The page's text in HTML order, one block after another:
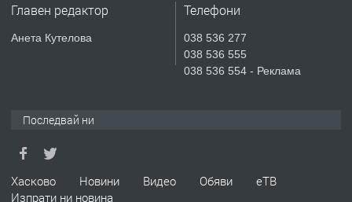
СГЛОБЯВАНЕ НА МЕБЕЛИ.
апартамент под наем в кв.
Главен редактор
Анета Кутелова
Телефони
038 536 277
038 536 555
038 536 554 - Реклама
Последвай ни
Хасково Новини Видео Обяви
еТВ
Изпрати ни новина